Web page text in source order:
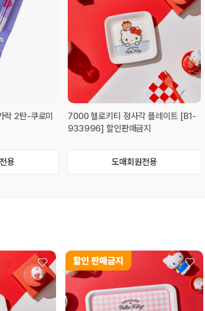
락 2탄-쿠로미
용
7000 헬로키티 정사각 플레이트 [B1-
933996] 할인판매금지
도매회원전용